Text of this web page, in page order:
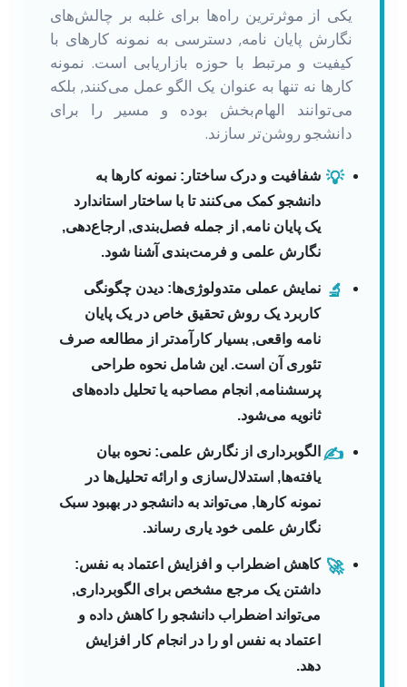
یکی از موثرترین راه‌ها برای غلبه بر چالش‌های
نگارش پایان نامه, دسترسی به نمونه کارهای با
کیفیت و مرتبط با حوزه بازاریابی است. نمونه
کارها نه تنها به عنوان یک الگو عمل می‌کنند, بلکه
می‌توانند الهام‌بخش بوده و مسیر را برای
دانشجو روشن‌تر سازند.
💡 شفافیت و درک ساختار: نمونه کارها به
دانشجو کمک می‌کنند تا با ساختار استاندارد
یک پایان نامه, از جمله فصل‌بندی, ارجاع‌دهی,
نگارش علمی و فرمت‌بندی آشنا شود.
🔬 نمایش عملی متدولوژی‌ها: دیدن چگونگی
کاربرد یک روش تحقیق خاص در یک پایان
نامه واقعی, بسیار کارآمدتر از مطالعه صرف
تئوری آن است. این شامل نحوه طراحی
پرسشنامه, انجام مصاحبه یا تحلیل داده‌های
ثانویه می‌شود.
✍️ الگوبرداری از نگارش علمی: نحوه بیان
یافته‌ها, استدلال‌سازی و ارائه تحلیل‌ها در
نمونه کارها, می‌تواند به دانشجو در بهبود سبک
نگارش علمی خود یاری رساند.
🚀 کاهش اضطراب و افزایش اعتماد به نفس:
داشتن یک مرجع مشخص برای الگوبرداری,
می‌تواند اضطراب دانشجو را کاهش داده و
اعتماد به نفس او را در انجام کار افزایش
دهد.